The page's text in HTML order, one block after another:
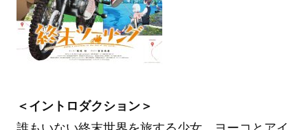
＜イントロダクション＞